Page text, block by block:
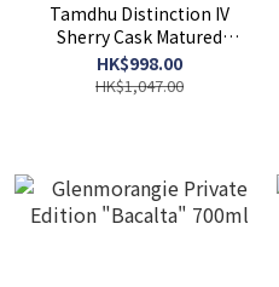
Tamdhu Distinction IV
Sherry Cask Matured
Single Malt Whisky 700ml
HK$998.00
HK$1,047.00